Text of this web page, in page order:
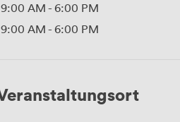
9:00 AM - 6:00 PM
9:00 AM - 6:00 PM